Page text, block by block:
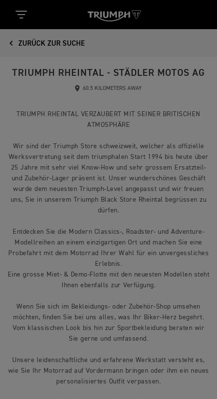
ZURÜCK ZUR SUCHE
TRIUMPH RHEINTAL - STÄDLER MOTOS AG
60.5 KILOMETERS AWAY
TRIUMPH RHEINTAL VERZAUBERT MIT SEINER BRITISCHEN
ATMOSPHÄRE
Wir sind der Triumph Store schweizweit, welcher als offizielle
Werksvertretung seit dem triumphalen Start 1994 bis heute über
25 Jahre mit sehr viel Know-How und sehr grossem Ersatzteil-
und Zubehör-Lager präsent ist. Unser wunderschönes Geschäft
wurde dem neuesten Triumph-Level angepasst und wir freuen
uns, Sie in unserem Triumph Black Store Rheintal begrüssen zu
dürfen.
Entdecken Sie die Modern Classics-, Roadster- und Adventure-
Modellreihen an einem einzigartigen Ort und machen Sie eine
Probefahrt mit dem Motorrad Ihrer Wahl für ein unvergessliches
Erlebnis.
Eine grosse Miet- & Demo-Flotte mit den neuesten Modellen steht
Ihnen ebenfalls zur Verfügung.
Wenn Sie sich im Bekleidungs- oder Zubehör-Shop umsehen
möchten, finden Sie bei uns alles, was Ihr Biker-Herz begehrt.
Vom klassischen Look bis hin zur Sportbekleidung beraten wir
Sie gerne und umfassend.
Unsere leidenschaftliche und erfahrene Werkstatt versteht es,
wie Sie Ihr Motorrad auf Vordermann bringen oder ihm ein neues
personalisiertes Outfit verpassen.